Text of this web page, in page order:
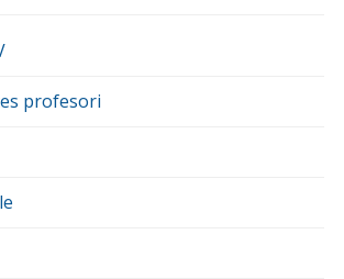
profesori